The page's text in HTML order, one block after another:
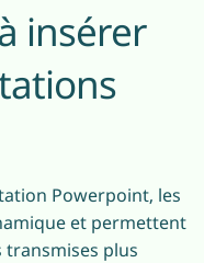
insérer
Powerpoint, les
et permettent
plus